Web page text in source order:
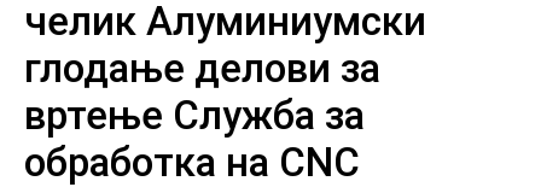
челик Алуминиумски
глодање делови за
вртење Служба за
обработка на CNC